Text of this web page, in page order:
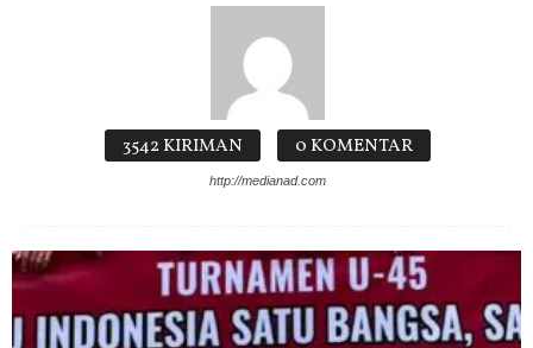
3542 KIRIMAN 0 KOMENTAR
http://medianad.com